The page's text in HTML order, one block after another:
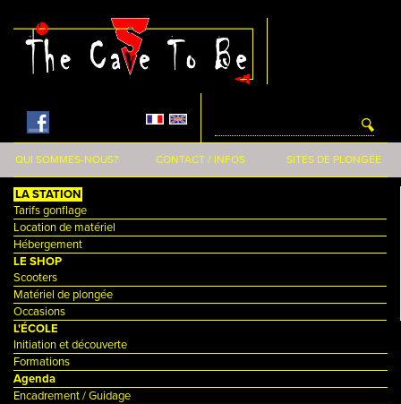
QUI SOMMES-NOUS? CONTACT / INFOS SITES DE PLONGÉE
LA STATION
Tarifs gonflage
Location de matériel
Hébergement
LE SHOP
Scooters
Matériel de plongée
Occasions
L'ÉCOLE
Initiation et découverte
Formations
Agenda
Encadrement / Guidage